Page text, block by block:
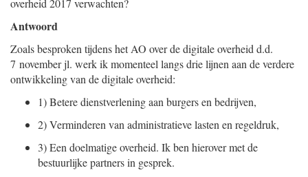
overheid 2017 verwachten?
Antwoord
Zoals besproken tijdens het AO over de digitale overheid d.d.
7 november jl. werk ik momenteel langs drie lijnen aan de verdere
ontwikkeling van de digitale overheid:
1)Betere dienstverlening aan burgers en bedrijven,
2)Verminderen van administratieve lasten en regeldruk,
3)Een doelmatige overheid. Ik ben hierover met de
bestuurlijke partners in gesprek.